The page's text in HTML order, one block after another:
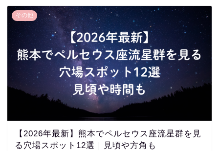
その他
【2026年最新】熊本でペルセウス座流星群を見
る穴場スポット12選｜見頃や方角も